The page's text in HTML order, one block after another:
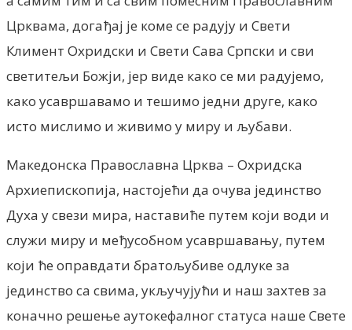
Црквама, догађај је коме се радују и Свети
Климент Охридски и Свети Сава Српски и сви
светитељи Божји, јер виде како се ми радујемо,
како усавршавамо и тешимо једни друге, како
исто мислимо и живимо у миру и љубави.
Македонска Православна Црква – Охридска
Архиепископија, настојећи да очува јединство
Духа у свези мира, наставиће путем који води и
служи миру и међусобном усавршавању, путем
који ће оправдати братољубиве одлуке за
јединство са свима, укључујући и наш захтев за
коначно решење аутокефалног статуса наше Свете